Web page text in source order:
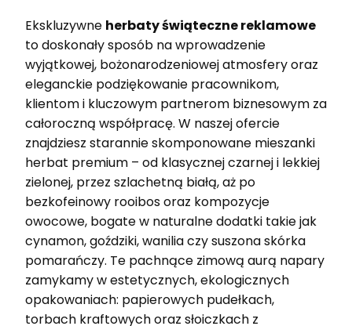
Ekskluzywne herbaty świąteczne reklamowe
to doskonały sposób na wprowadzenie
wyjątkowej, bożonarodzeniowej atmosfery oraz
eleganckie podziękowanie pracownikom,
klientom i kluczowym partnerom biznesowym za
całoroczną współpracę. W naszej ofercie
znajdziesz starannie skomponowane mieszanki
herbat premium – od klasycznej czarnej i lekkiej
zielonej, przez szlachetną białą, aż po
bezkofeinowy rooibos oraz kompozycje
owocowe, bogate w naturalne dodatki takie jak
cynamon, goździki, wanilia czy suszona skórka
pomarańczy. Te pachnące zimową aurą napary
zamykamy w estetycznych, ekologicznych
opakowaniach: papierowych pudełkach,
torbach kraftowych oraz słoiczkach z